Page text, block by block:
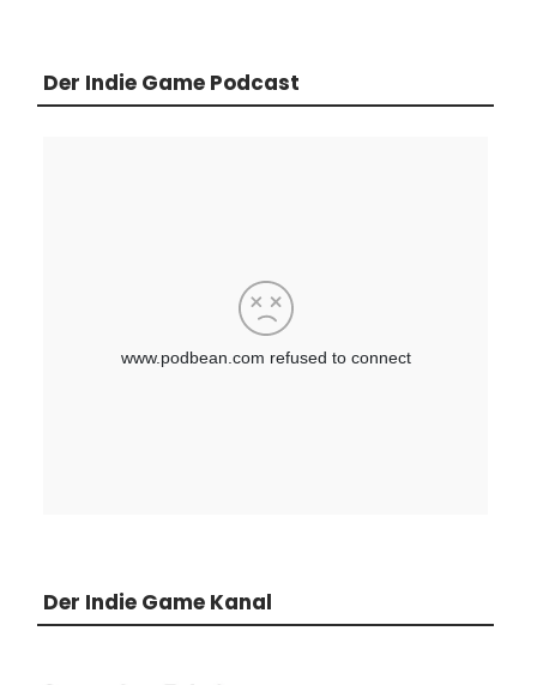
Der Indie Game Podcast
Der Indie Game Kanal